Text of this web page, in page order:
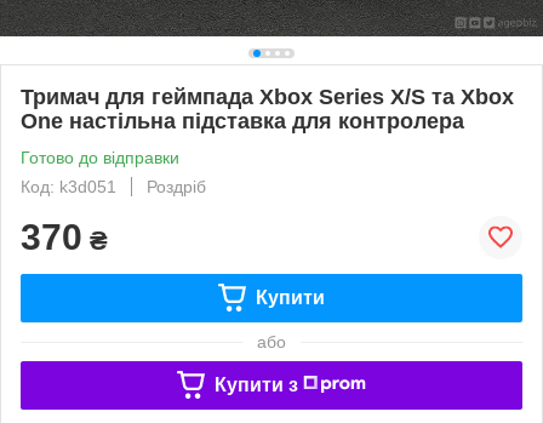
Тримач для геймпада Xbox Series X/S та Xbox
One настільна підставка для контролера
Готово до відправки
Код: k3d051
Роздріб
370 ₴
Купити
або
Купити з